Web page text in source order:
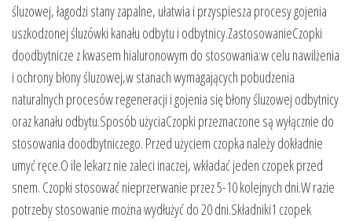
śluzowej, łagodzi stany zapalne, ułatwia i przyspiesza procesy gojenia
uszkodzonej śluzówki kanału odbytu i odbytnicy.ZastosowanieCzopki
doodbytnicze z kwasem hialuronowym do stosowania:w celu nawilżenia
i ochrony błony śluzowej,w stanach wymagających pobudzenia
naturalnych procesów regeneracji i gojenia się błony śluzowej odbytnicy
oraz kanału odbytu.Sposób użyciaCzopki przeznaczone są wyłącznie do
stosowania doodbytniczego. Przed użyciem czopka należy dokładnie
umyć ręce.O ile lekarz nie zaleci inaczej, wkładać jeden czopek przed
snem. Czopki stosować nieprzerwanie przez 5-10 kolejnych dni.W razie
potrzeby stosowanie można wydłużyć do 20 dni.Składniki1 czopek